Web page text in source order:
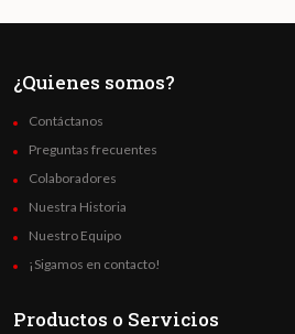
¿Quienes somos?
Contáctanos
Preguntas frecuentes
Colaboradores
Nuestra Historia
Nuestro Equipo
¡Sigamos en contacto!
Productos o Servicios